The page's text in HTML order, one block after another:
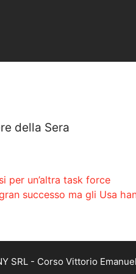
della Sera
per un’altra task force
successo ma gli Usa
SRL - Corso Vittorio